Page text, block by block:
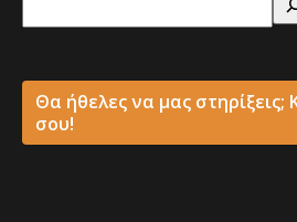
Θα ήθελες να μας
σου!